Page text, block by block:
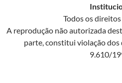
Todos os
A reprodução não autorizada
parte, constitui violação dos
9.610/